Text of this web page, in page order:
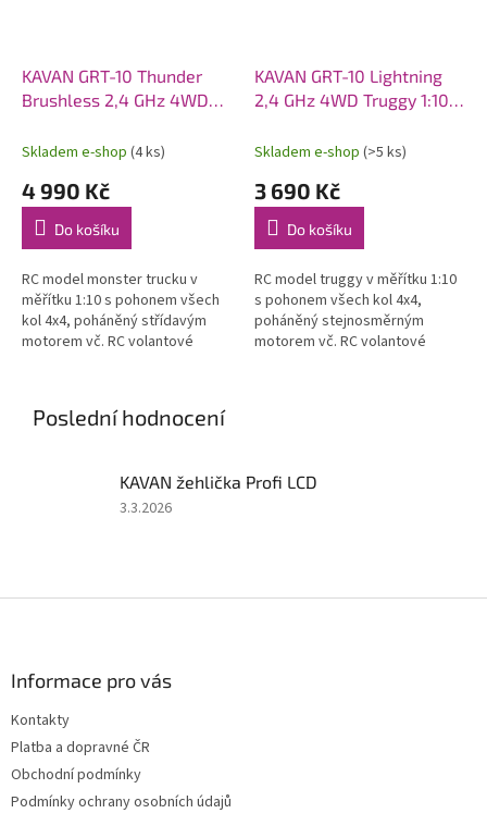
KAVAN GRT-10 Thunder
Brushless 2,4 GHz 4WD
Červený
Skladem e-shop (4 ks)
4 990 Kč
Do košíku
RC model monster trucku v
měřítku 1:10 s pohonem všech
kol 4x4, poháněný střídavým
motorem vč. RC volantové
KAVAN GRT-10 Lightning
2,4 GHz 4WD Truggy 1:10 -
Skladem e-shop (>5 ks)
3 690 Kč
Do košíku
RC model truggy v měřítku 1:10
s pohonem všech kol 4x4,
poháněný stejnosměrným
motorem vč. RC volantové
Poslední hodnocení
KAVAN žehlička Profi LCD
Hodnocení
3.3.2026
Informace pro vás
Kontakty
Platba a dopravné ČR
Obchodní podmínky
Podmínky ochrany osobních údajů